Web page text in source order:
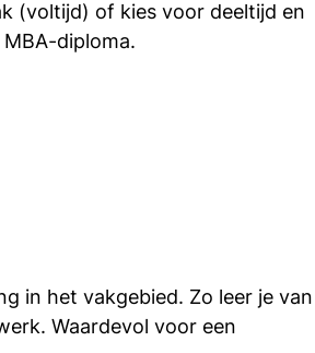
(voltijd) of kies voor deeltijd en
diploma.
in het vakgebied. Zo leer je van
Waardevol voor een